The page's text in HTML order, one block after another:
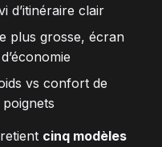
d’itinéraire clair
plus grosse, écran
vs confort de
cinq modèles